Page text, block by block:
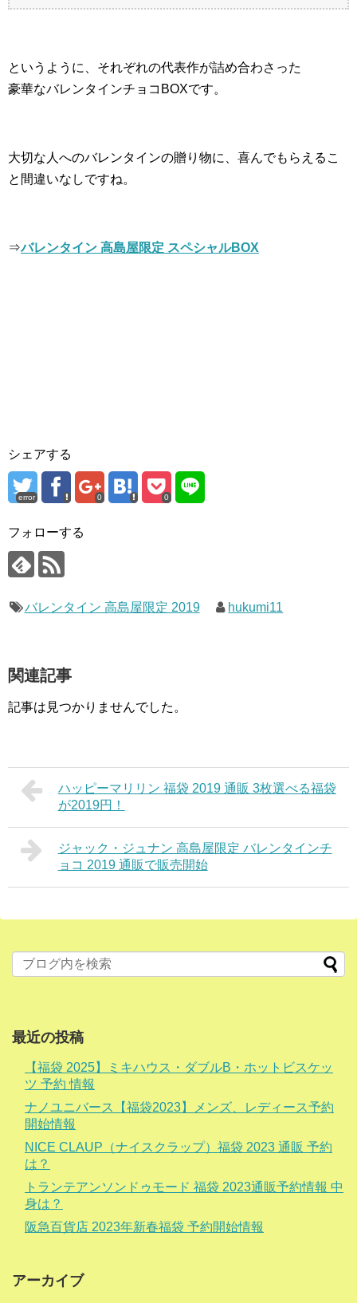
というように、それぞれの代表作が詰め合わさった
豪華なバレンタインチョコBOXです。
大切な人へのバレンタインの贈り物に、喜んでもらえるこ
と間違いなしですね。
⇒バレンタイン 高島屋限定 スペシャルBOX
シェアする
error 0 0
フォローする
バレンタイン 高島屋限定 2019 hukumi11
関連記事
記事は見つかりませんでした。
ハッピーマリリン 福袋 2019 通販 3枚選べる福袋
が2019円！
ジャック・ジュナン 高島屋限定 バレンタインチ
ョコ 2019 通販で販売開始
最近の投稿
【福袋 2025】ミキハウス・ダブルB・ホットビスケッ
ツ 予約 情報
ナノユニバース【福袋2023】メンズ、レディース予約
開始情報
NICE CLAUP（ナイスクラップ）福袋 2023 通販 予約
は？
トランテアンソンドゥモード 福袋 2023通販予約情報 中
身は？
阪急百貨店 2023年新春福袋 予約開始情報
アーカイブ